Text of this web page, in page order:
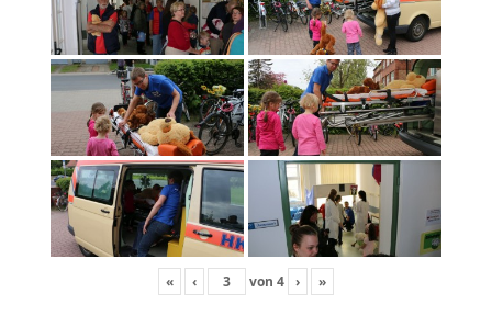
« ‹ von 4 › »